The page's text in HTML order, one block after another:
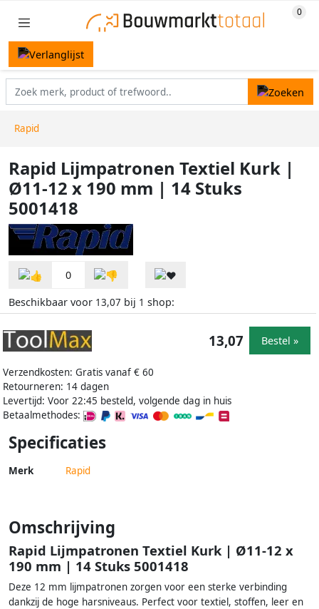
Rapid
Rapid Lijmpatronen Textiel Kurk |
Ø11-12 x 190 mm | 14 Stuks
5001418
0
Beschikbaar voor 13,07 bij 1 shop:
Verzendkosten: Gratis vanaf € 60
Retourneren: 14 dagen
Levertijd: Voor 22:45 besteld, volgende dag in huis
Betaalmethodes:
13,07 Bestel »
Specificaties
Merk Rapid
Omschrijving
Rapid Lijmpatronen Textiel Kurk | Ø11-12 x
190 mm | 14 Stuks 5001418
Deze 12 mm lijmpatronen zorgen voor een sterke verbinding
dankzij de hoge harsniveaus. Perfect voor textiel, stoffen, leer en